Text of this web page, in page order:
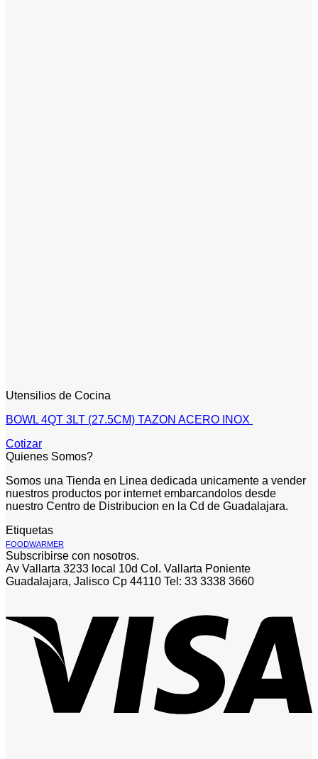
Utensilios de Cocina
BOWL 4QT 3LT (27.5CM) TAZON ACERO INOX
Cotizar
Quienes Somos?
Somos una Tienda en Linea dedicada unicamente a vender
nuestros productos por internet embarcandolos desde
nuestro Centro de Distribucion en la Cd de Guadalajara.
Etiquetas
FOODWARMER
Subscribirse con nosotros.
Av Vallarta 3233 local 10d Col. Vallarta Poniente
Guadalajara, Jalisco Cp 44110 Tel: 33 3338 3660